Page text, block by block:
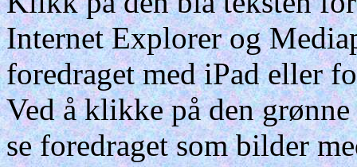
Internet Explorer og
foredraget med iPad eller
Ved å klikke på den
se foredraget som bilder